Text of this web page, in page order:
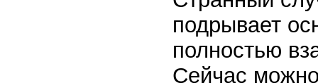
подрывает
полностью
Сейчас